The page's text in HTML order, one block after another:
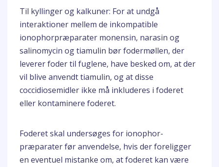
Til kyllinger og kalkuner: For at undgå
interaktioner mellem de inkompatible
ionophorpræparater monensin, narasin og
salinomycin og tiamulin bør fodermøllen, der
leverer foder til fuglene, have besked om, at der
vil blive anvendt tiamulin, og at disse
coccidiosemidler ikke må inkluderes i foderet
eller kontaminere foderet.
Foderet skal undersøges for ionophor-
præparater før anvendelse, hvis der foreligger
en eventuel mistanke om, at foderet kan være